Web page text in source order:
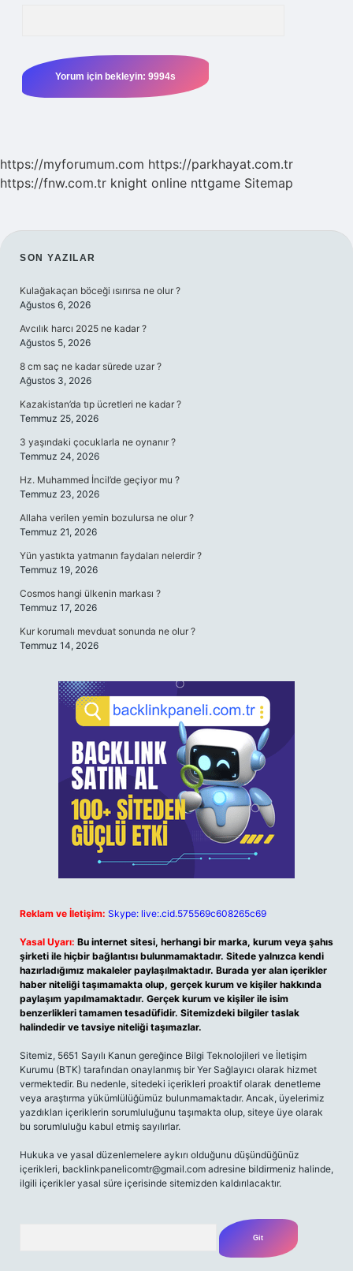
https://myforumum.com https://parkhayat.com.tr
https://fnw.com.tr knight online nttgame Sitemap
SIDEBAR
SON YAZILAR
Kulağakaçan böceği ısırırsa ne olur ?
Ağustos 6, 2026
Avcılık harcı 2025 ne kadar ?
Ağustos 5, 2026
8 cm saç ne kadar sürede uzar ?
Ağustos 3, 2026
Kazakistan’da tıp ücretleri ne kadar ?
Temmuz 25, 2026
3 yaşındaki çocuklarla ne oynanır ?
Temmuz 24, 2026
Hz. Muhammed İncil’de geçiyor mu ?
Temmuz 23, 2026
Allaha verilen yemin bozulursa ne olur ?
Temmuz 21, 2026
Yün yastıkta yatmanın faydaları nelerdir ?
Temmuz 19, 2026
Cosmos hangi ülkenin markası ?
Temmuz 17, 2026
Kur korumalı mevduat sonunda ne olur ?
Temmuz 14, 2026
Reklam ve İletişim: Skype: live:.cid.575569c608265c69
Yasal Uyarı: Bu internet sitesi, herhangi bir marka, kurum veya şahıs
şirketi ile hiçbir bağlantısı bulunmamaktadır. Sitede yalnızca kendi
hazırladığımız makaleler paylaşılmaktadır. Burada yer alan içerikler
haber niteliği taşımamakta olup, gerçek kurum ve kişiler hakkında
paylaşım yapılmamaktadır. Gerçek kurum ve kişiler ile isim
benzerlikleri tamamen tesadüfidir. Sitemizdeki bilgiler taslak
halindedir ve tavsiye niteliği taşımazlar.
Sitemiz, 5651 Sayılı Kanun gereğince Bilgi Teknolojileri ve İletişim
Kurumu (BTK) tarafından onaylanmış bir Yer Sağlayıcı olarak hizmet
vermektedir. Bu nedenle, sitedeki içerikleri proaktif olarak denetleme
veya araştırma yükümlülüğümüz bulunmamaktadır. Ancak, üyelerimiz
yazdıkları içeriklerin sorumluluğunu taşımakta olup, siteye üye olarak
bu sorumluluğu kabul etmiş sayılırlar.
Hukuka ve yasal düzenlemelere aykırı olduğunu düşündüğünüz
içerikleri, backlinkpanelicomtr@gmail.com adresine bildirmeniz halinde,
ilgili içerikler yasal süre içerisinde sitemizden kaldırılacaktır.